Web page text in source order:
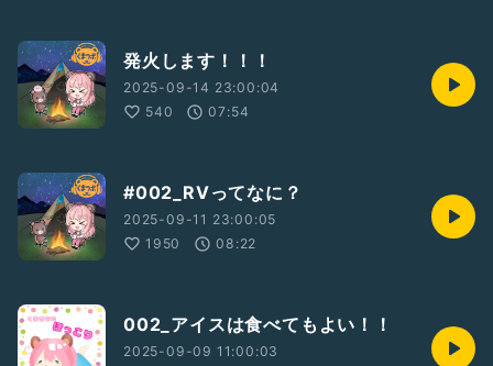
発火します！！！
2025-09-14 23:00:04
540
07:54
#002_RVってなに？
2025-09-11 23:00:05
1950
08:22
002_アイスは食べてもよい！！
2025-09-09 11:00:03